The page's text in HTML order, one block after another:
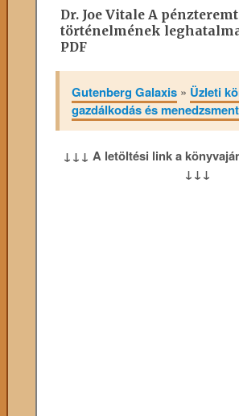
Dr. Joe Vitale A
történelmének
PDF
Gutenberg Galaxis » Üzleti
gazdálkodás és menedzsment
↓↓↓ A letöltési link a
↓↓↓